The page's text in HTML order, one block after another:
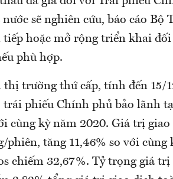
sẽ nghiên cứu, báo cáo
tiếp hoặc mở rộng triển khai
phù hợp.
thị trường thứ cấp, tính đến 15/
trái phiếu Chính phủ bảo lãnh
cùng kỳ năm 2020. Giá trị
phiên, tăng 11,46% so với
chiếm 32,67%. Tỷ trọng giá